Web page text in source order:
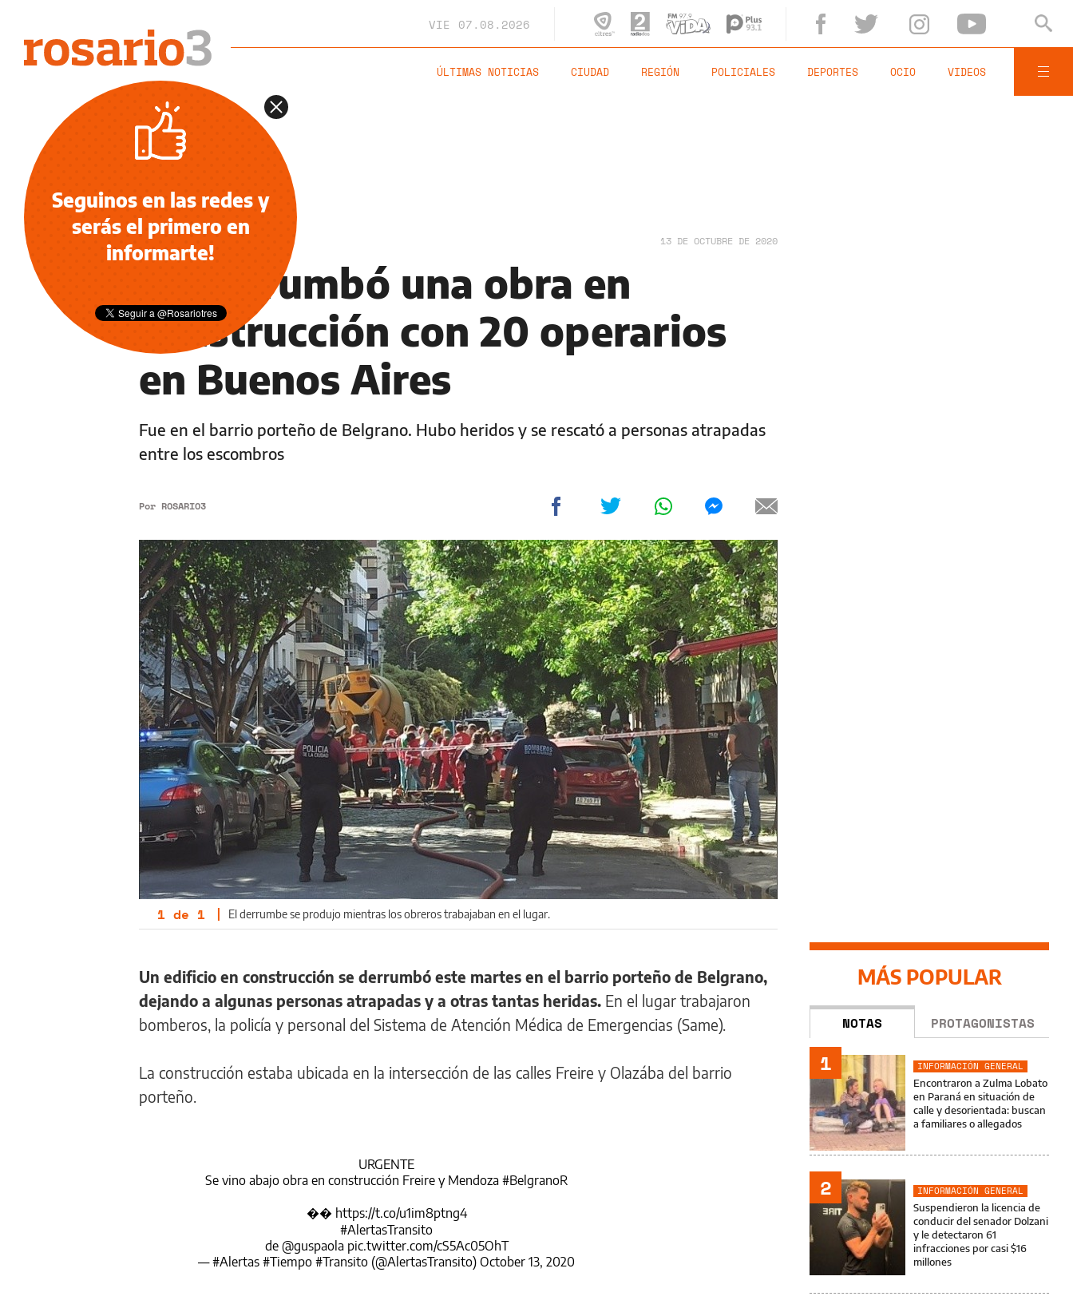
VIE 07.08.2026
ÚLTIMAS NOTICIAS CIUDAD REGIÓN POLICIALES DEPORTES OCIO VIDEOS
INFORMACIÓN GENERAL 13 DE OCTUBRE DE 2020
Se derrumbó una obra en
construcción con 20 operarios
en Buenos Aires
Fue en el barrio porteño de Belgrano. Hubo heridos y se rescató a personas atrapadas
entre los escombros
Por ROSARIO3
1 de 1 | El derrumbe se produjo mientras los obreros trabajaban en el lugar.
Un edificio en construcción se derrumbó este martes en el barrio porteño de Belgrano,
dejando a algunas personas atrapadas y a otras tantas heridas. En el lugar trabajaron
bomberos, la policía y personal del Sistema de Atención Médica de Emergencias (Same).
La construcción estaba ubicada en la intersección de las calles Freire y Olazába del barrio
porteño.
URGENTE
Se vino abajo obra en construcción Freire y Mendoza #BelgranoR
�� https://t.co/u1im8ptng4
#AlertasTransito
de @guspaola pic.twitter.com/cS5Ac05OhT
— #Alertas #Tiempo #Transito (@AlertasTransito) October 13, 2020
MÁS POPULAR
NOTAS PROTAGONISTAS
1
INFORMACIÓN GENERAL
Encontraron a Zulma Lobato
en Paraná en situación de
calle y desorientada: buscan
a familiares o allegados
2
INFORMACIÓN GENERAL
Suspendieron la licencia de
conducir del senador Dolzani
y le detectaron 61
infracciones por casi $16
millones
Seguinos en las redes y
serás el primero en
informarte!